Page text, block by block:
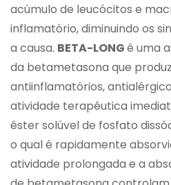
acúmulo de leucócitos e
inflamatório, diminuindo os
a causa. BETA-LONGé uma
da betametasona que
antiinflamatórios,
atividade terapêutica
éster solúvel de fosfato
o qual é rapidamente
atividade prolongada e a